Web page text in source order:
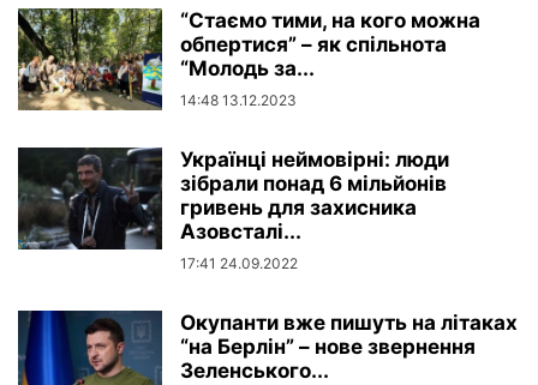
“Стаємо тими, на кого можна
обпертися” – як спільнота
“Молодь за...
14:48 13.12.2023
Українці неймовірні: люди
зібрали понад 6 мільйонів
гривень для захисника
Азовсталі...
17:41 24.09.2022
Окупанти вже пишуть на літаках
“на Берлін” – нове звернення
Зеленського...